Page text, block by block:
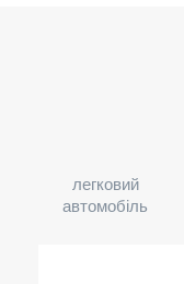
легковий
автомобіль